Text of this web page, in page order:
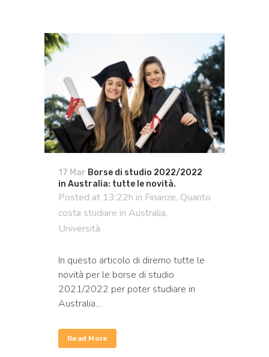
17 Mar Borse di studio 2022/2022
in Australia: tutte le novità.
Posted at 13:22h in Finanze, Quanto
costa studiare in Australia,
Università
In questo articolo di diremo tutte le
novità per le borse di studio
2021/2022 per poter studiare in
Australia....
Read More